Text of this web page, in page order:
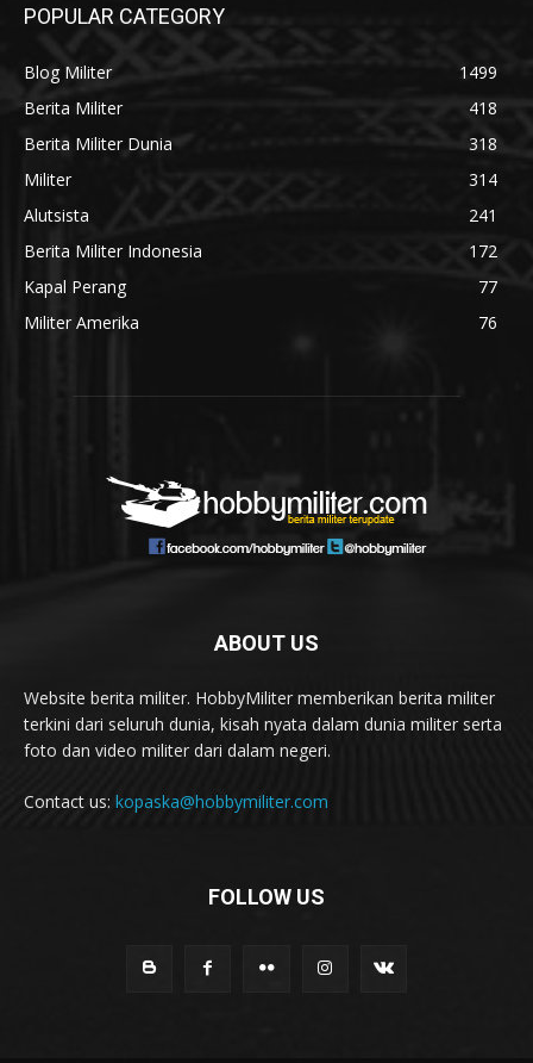
POPULAR CATEGORY
Blog Militer
1499
Berita Militer
418
Berita Militer Dunia
318
Militer
314
Alutsista
241
Berita Militer Indonesia
172
Kapal Perang
77
Militer Amerika
76
ABOUT US
Website berita militer. HobbyMiliter memberikan berita militer
terkini dari seluruh dunia, kisah nyata dalam dunia militer serta
foto dan video militer dari dalam negeri.
Contact us: kopaska@hobbymiliter.com
FOLLOW US